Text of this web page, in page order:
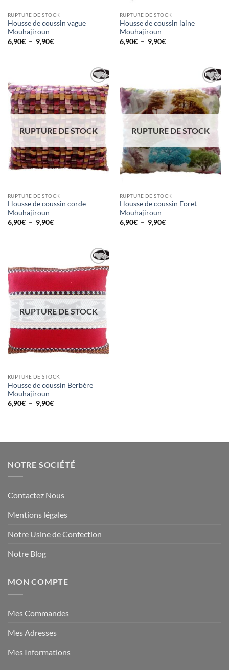
RUPTURE DE STOCK
Housse de coussin vague
Mouhajiroun
6,90€ – 9,90€Plage
RUPTURE DE STOCK
Housse de coussin laine
Mouhajiroun
6,90€ – 9,90€Plage
Ajouter
à la liste
d’envies
RUPTURE DE STOCK
RUPTURE DE STOCK
Housse de coussin corde
Mouhajiroun
6,90€ – 9,90€Plage
Ajouter
à la liste
d’envies
RUPTURE DE STOCK
RUPTURE DE STOCK
Housse de coussin Foret
Mouhajiroun
6,90€ – 9,90€Plage
Ajouter
à la liste
d’envies
RUPTURE DE STOCK
RUPTURE DE STOCK
Housse de coussin Berbère
Mouhajiroun
6,90€ – 9,90€Plage
NOTRE SOCIÉTÉ
Contactez Nous
Mentions légales
Notre Usine de Confection
Notre Blog
MON COMPTE
Mes Commandes
Mes Adresses
Mes Informations